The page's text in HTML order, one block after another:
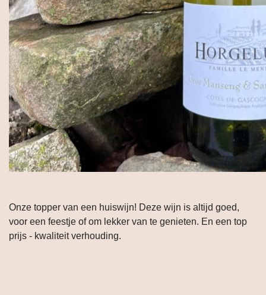
Onze topper van een huiswijn! Deze wijn is altijd goed,
voor een feestje of om lekker van te genieten. En een top
prijs - kwaliteit verhouding.